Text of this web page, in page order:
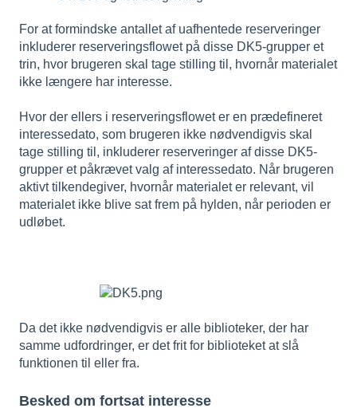
For at formindske antallet af uafhentede reserveringer
inkluderer reserveringsflowet på disse DK5-grupper et
trin, hvor brugeren skal tage stilling til, hvornår materialet
ikke længere har interesse.
Hvor der ellers i reserveringsflowet er en prædefineret
interessedato, som brugeren ikke nødvendigvis skal
tage stilling til, inkluderer reserveringer af disse DK5-
grupper et påkrævet valg af interessedato. Når brugeren
aktivt tilkendegiver, hvornår materialet er relevant, vil
materialet ikke blive sat frem på hylden, når perioden er
udløbet.
Da det ikke nødvendigvis er alle biblioteker, der har
samme udfordringer, er det frit for biblioteket at slå
funktionen til eller fra.
Besked om fortsat interesse